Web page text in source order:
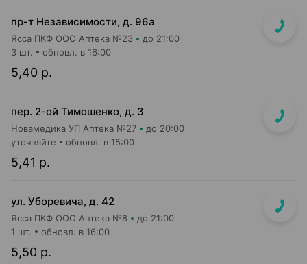
пр-т Независимости, д. 96а
Ясса ПКФ ООО Аптека №23 до 21:00
5,40 р.
3 шт. обновл. в 16:00
пер. 2-ой Тимошенко, д. 3
Новамедика УП Аптека №27 до 20:00
5,41 р.
уточняйте обновл. в 15:00
ул. Уборевича, д. 42
Ясса ПКФ ООО Аптека №8 до 21:00
5,50 р.
1 шт. обновл. в 16:00